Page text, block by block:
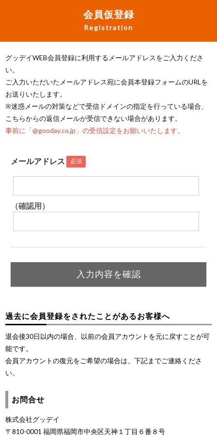
会員仮登録
Registration
グッデイWEB会員登録に利用するメールアドレスをご入力くださ
い。
ご入力いただいたメールアドレス宛に会員本登録フォームのURLを
お送りいたします。
※迷惑メールの対策などで受信ドメインの指定を行っている場合、
こちらからの返信メールが受信できない場合があります。
事前に「@gooday.co.jp」の受信設定をお願いいたします。
メールアドレス 必須
（確認用）
過去に会員登録をされたことがあるお客様へ
退会後30日以内の場合、以前の会員アカウントを元に戻すことが可
能です。
会員アカウントの復元をご希望の場合は、下記までご連絡くださ
い。
お問合せ
株式会社グッデイ
〒810-0001 福岡県福岡市中央区天神１丁目６番８号